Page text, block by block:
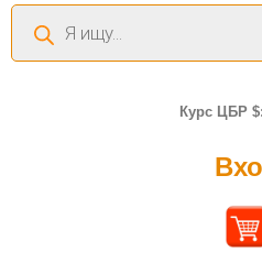
Поиск
товаров
Курс ЦБР